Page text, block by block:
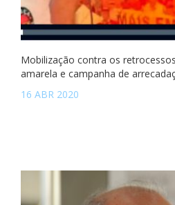
Mobilização contra os
amarela e campanha de
16 ABR 2020